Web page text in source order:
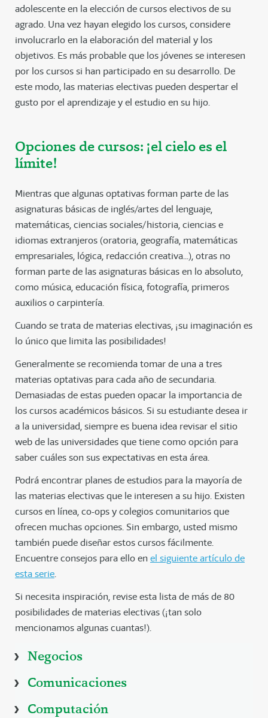
adolescente en la elección de cursos electivos de su
agrado. Una vez hayan elegido los cursos, considere
involucrarlo en la elaboración del material y los
objetivos. Es más probable que los jóvenes se interesen
por los cursos si han participado en su desarrollo. De
este modo, las materias electivas pueden despertar el
gusto por el aprendizaje y el estudio en su hijo.
Opciones de cursos: ¡el cielo es el
límite!
Mientras que algunas optativas forman parte de las
asignaturas básicas de inglés/artes del lenguaje,
matemáticas, ciencias sociales/historia, ciencias e
idiomas extranjeros (oratoria, geografía, matemáticas
empresariales, lógica, redacción creativa...), otras no
forman parte de las asignaturas básicas en lo absoluto,
como música, educación física, fotografía, primeros
auxilios o carpintería.
Cuando se trata de materias electivas, ¡su imaginación es
lo único que limita las posibilidades!
Generalmente se recomienda tomar de una a tres
materias optativas para cada año de secundaria.
Demasiadas de estas pueden opacar la importancia de
los cursos académicos básicos. Si su estudiante desea ir
a la universidad, siempre es buena idea revisar el sitio
web de las universidades que tiene como opción para
saber cuáles son sus expectativas en esta área.
Podrá encontrar planes de estudios para la mayoría de
las materias electivas que le interesen a su hijo. Existen
cursos en línea, co-ops y colegios comunitarios que
ofrecen muchas opciones. Sin embargo, usted mismo
también puede diseñar estos cursos fácilmente.
Encuentre consejos para ello en el siguiente artículo de
esta serie.
Si necesita inspiración, revise esta lista de más de 80
posibilidades de materias electivas (¡tan solo
mencionamos algunas cuantas!).
Negocios
Comunicaciones
Computación